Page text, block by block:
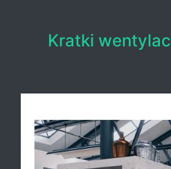
Kratki